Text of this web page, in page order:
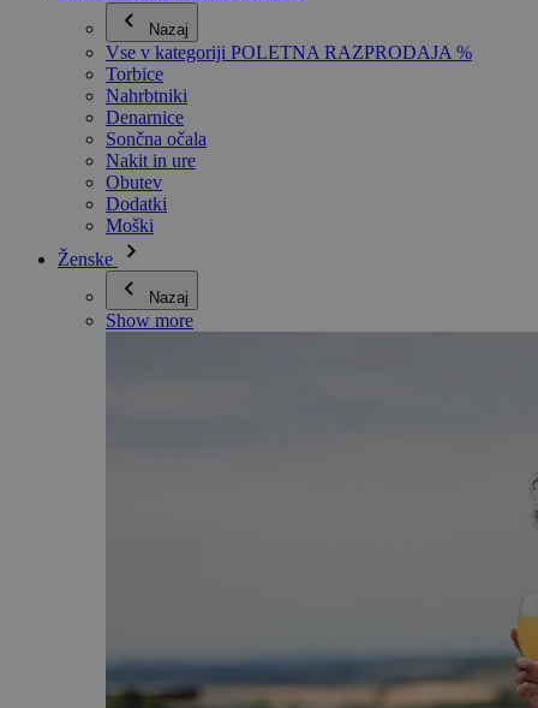
Nazaj
Vse v kategoriji POLETNA RAZPRODAJA %
Torbice
Nahrbtniki
Denarnice
Sončna očala
Nakit in ure
Obutev
Dodatki
Moški
Ženske
Nazaj
Show more